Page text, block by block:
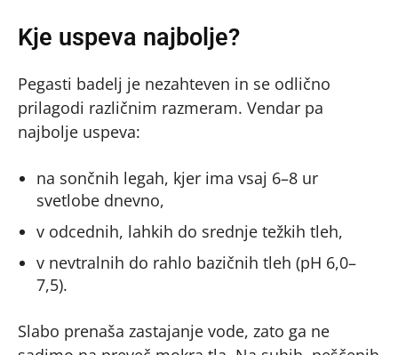
Kje uspeva najbolje?
Pegasti badelj je nezahteven in se odlično
prilagodi različnim razmeram. Vendar pa
najbolje uspeva:
na sončnih legah, kjer ima vsaj 6–8 ur
svetlobe dnevno,
v odcednih, lahkih do srednje težkih tleh,
v nevtralnih do rahlo bazičnih tleh (pH 6,0–
7,5).
Slabo prenaša zastajanje vode, zato ga ne